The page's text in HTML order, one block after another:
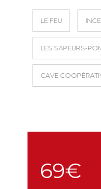
LE FEU
LES SAPEURS-
CAVE
69€